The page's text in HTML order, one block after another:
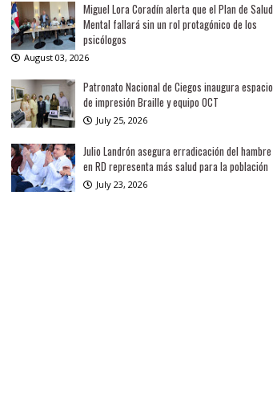
Miguel Lora Coradín alerta que el Plan de Salud
Mental fallará sin un rol protagónico de los
psicólogos
August 03, 2026
Patronato Nacional de Ciegos inaugura espacio
de impresión Braille y equipo OCT
July 25, 2026
Julio Landrón asegura erradicación del hambre
en RD representa más salud para la población
July 23, 2026